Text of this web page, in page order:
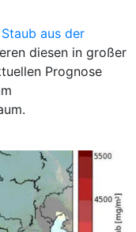
Staub aus der
diesen in großer
Prognose